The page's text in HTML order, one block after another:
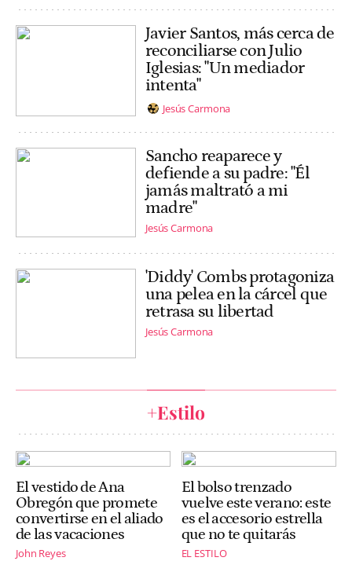
Javier Santos, más cerca de
reconciliarse con Julio
Iglesias: "Un mediador
intenta"
Jesús Carmona
Sancho reaparece y
defiende a su padre: "Él
jamás maltrató a mi
madre"
Jesús Carmona
'Diddy' Combs protagoniza
una pelea en la cárcel que
retrasa su libertad
Jesús Carmona
+Estilo
El vestido de Ana
Obregón que promete
convertirse en el aliado
de las vacaciones
John Reyes
El bolso trenzado
vuelve este verano: este
es el accesorio estrella
que no te quitarás
EL ESTILO